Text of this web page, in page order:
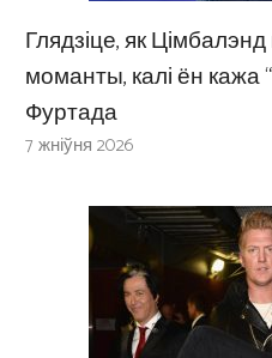
Глядзіце, як
моманты, калі ён кажа
Фуртада
7 жніўня 2026